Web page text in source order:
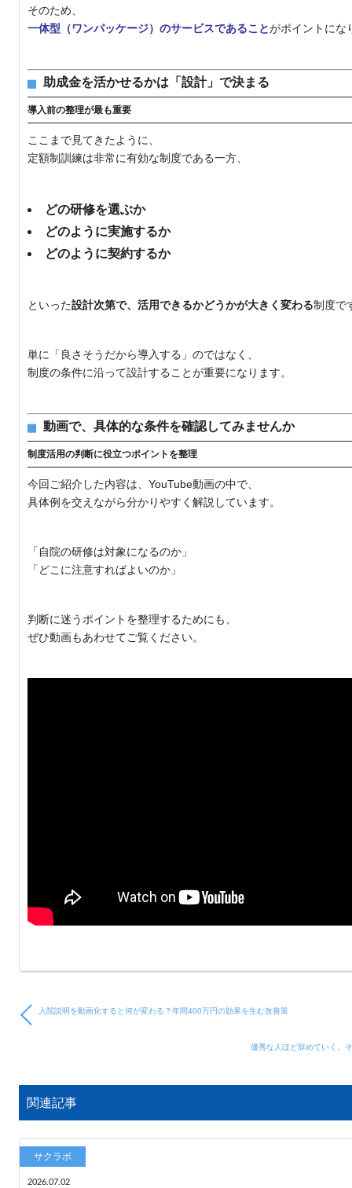
そのため、
一体型（ワンパッケージ）のサービスであることがポイントにな
助成金を活かせるかは「設計」で決まる
導入前の整理が最も重要
ここまで見てきたように、
定額制訓練は非常に有効な制度である一方、
どの研修を選ぶか
どのように実施するか
どのように契約するか
といった設計次第で、活用できるかどうかが大きく変わる制度で
単に「良さそうだから導入する」のではなく、
制度の条件に沿って設計することが重要になります。
動画で、具体的な条件を確認してみませんか
制度活用の判断に役立つポイントを整理
今回ご紹介した内容は、YouTube動画の中で、
具体例を交えながら分かりやすく解説しています。
「自院の研修は対象になるのか」
「どこに注意すればよいのか」
判断に迷うポイントを整理するためにも、
ぜひ動画もあわせてご覧ください。
入院説明を動画化すると何が変わる？年間400万円の効果を生む改善策
優秀な人ほど辞めていく。
関連記事
サクラボ
2026.07.02